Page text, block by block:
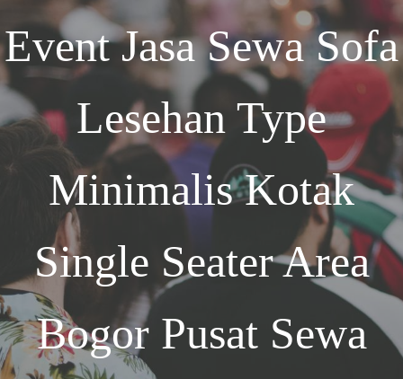
EventJasa Sewa Sofa
Lesehan Type
Minimalis Kotak
Single Seater Area
BogorPusat Sewa